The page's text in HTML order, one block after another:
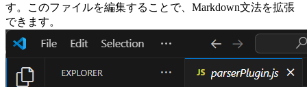
す。このファイルを編集することで、Markdown文法を拡張
できます。